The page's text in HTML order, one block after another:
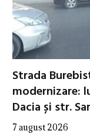
Strada
modernizare:
Dacia și str.
7 august 2026